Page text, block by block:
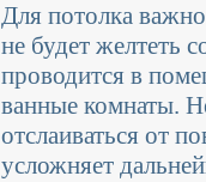
Для потолка
не будет желтеть
проводится в
ванные комнаты.
отслаиваться от
усложняет